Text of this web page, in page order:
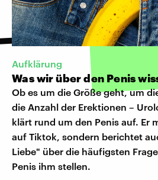
Aufklärung
Was wir über den Penis
Ob es um die Größe geht, um
die Anzahl der Erektionen –
klärt rund um den Penis auf. Er
auf Tiktok, sondern berichtet
Liebe" über die häufigsten
Penis ihm stellen.